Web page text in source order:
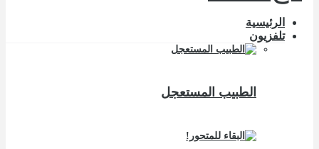
الرئيسية
تلفزيون
الطبيب المستعجل